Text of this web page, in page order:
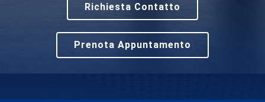
Richiesta Contatto
Prenota Appuntamento